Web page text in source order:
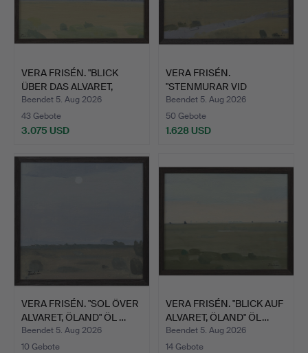
VERA FRISÉN. "BLICK
ÜBER DAS ALVARET,
ÖLAN…
Beendet 5. Aug 2026
43 Gebote
3.075 USD
VERA FRISÉN.
"STENMURAR VID
ALVARET, ÖLAND…
Beendet 5. Aug 2026
50 Gebote
1.628 USD
VERA FRISÉN. "SOL ÖVER
ALVARET, ÖLAND" ÖL …
Beendet 5. Aug 2026
10 Gebote
VERA FRISÉN. "BLICK AUF
ALVARET, ÖLAND" ÖL…
Beendet 5. Aug 2026
14 Gebote